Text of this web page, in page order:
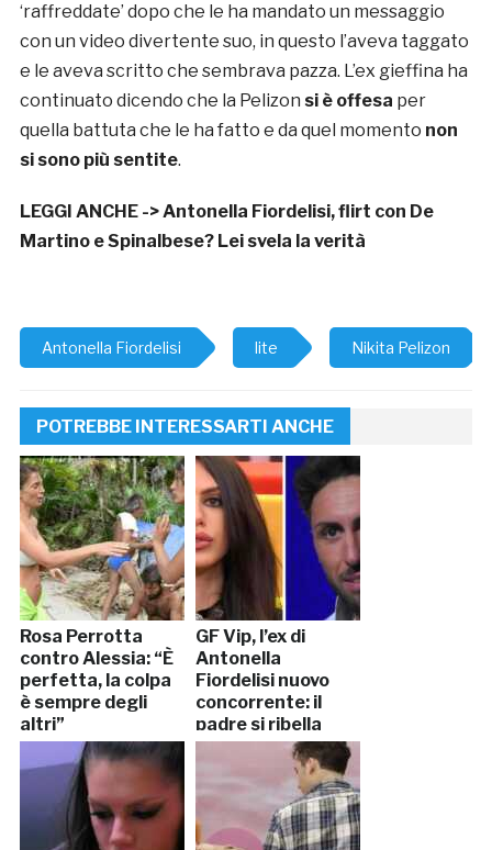
‘raffreddate’ dopo che le ha mandato un messaggio
con un video divertente suo, in questo l’aveva taggato
e le aveva scritto che sembrava pazza. L’ex gieffina ha
continuato dicendo che la Pelizon si è offesa per
quella battuta che le ha fatto e da quel momento non
si sono più sentite.
LEGGI ANCHE ->Antonella Fiordelisi, flirt con De
Martino e Spinalbese? Lei svela la verità
Antonella Fiordelisi lite Nikita Pelizon
POTREBBE INTERESSARTI ANCHE
Rosa Perrotta
contro Alessia: “È
perfetta, la colpa
è sempre degli
altri”
GF Vip, l’ex di
Antonella
Fiordelisi nuovo
concorrente: il
padre si ribella